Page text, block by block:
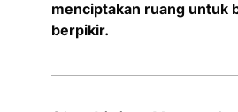
menciptakan ruang untuk
berpikir.